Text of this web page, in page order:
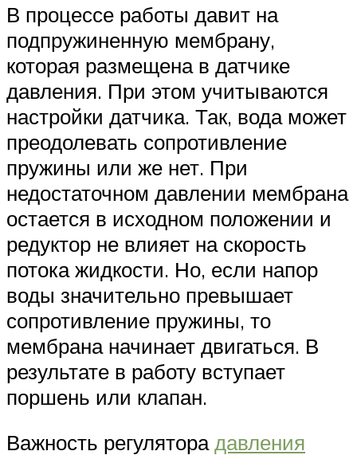
В процессе работы давит на
подпружиненную мембрану,
которая размещена в датчике
давления. При этом учитываются
настройки датчика. Так, вода может
преодолевать сопротивление
пружины или же нет. При
недостаточном давлении мембрана
остается в исходном положении и
редуктор не влияет на скорость
потока жидкости. Но, если напор
воды значительно превышает
сопротивление пружины, то
мембрана начинает двигаться. В
результате в работу вступает
поршень или клапан.
Важность регуляторадавления